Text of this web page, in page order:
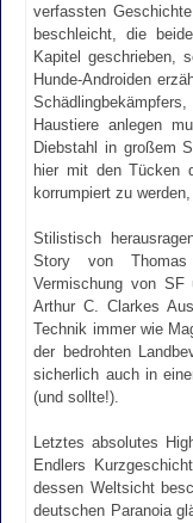
verfassten
beschleicht, die
Kapitel geschrieben,
Hunde-Androiden
Haustiere anlegen
Diebstahl in großem
hier mit den Tücken
korrumpiert zu
Stilistisch
Story von
Vermischung von SF
Arthur C. Clarkes
Technik immer wie
der bedrohten
sicherlich auch in
(und sollte!).
Letztes absolutes
Endlers
dessen Weltsicht
deutschen Paranoia